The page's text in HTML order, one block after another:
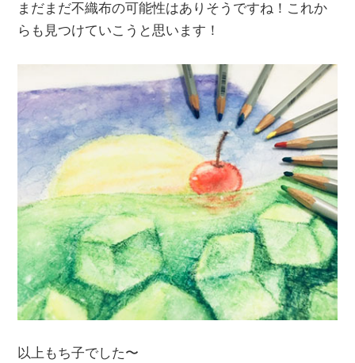
まだまだ不織布の可能性はありそうですね！これか
らも見つけていこうと思います！
以上もち子でした〜